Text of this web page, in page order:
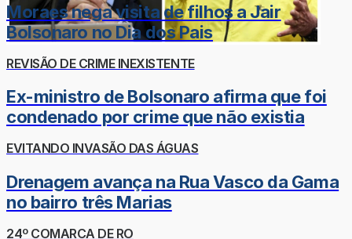
Moraes nega visita de filhos a Jair
Bolsonaro no Dia dos Pais
REVISÃO DE CRIME INEXISTENTE
Ex-ministro de Bolsonaro afirma que foi
condenado por crime que não existia
EVITANDO INVASÃO DAS ÁGUAS
Drenagem avança na Rua Vasco da Gama
no bairro três Marias
24º COMARCA DE RO